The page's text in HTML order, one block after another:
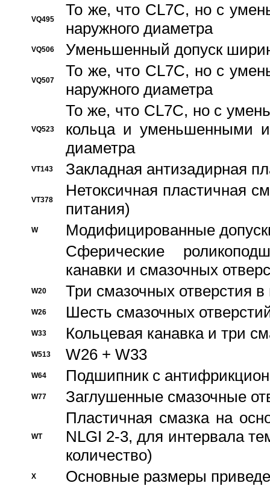
VQ495
То же, что CL7C, но с
наружного диаметра
VQ506 Уменьшенный допуск
VQ507
То же, что CL7C, но с
наружного диаметра
VQ523
То же, что CL7C, но с
кольца и уменьшенными
диаметра
VT143 Закладная антизадирная
VT378
Нетоксичная пластичная
питания)
W
Модифицированные
Сферические
канавки и смазочных
W20 Три смазочных отверстия
W26 Шесть смазочных
W33 Кольцевая канавка и три
W513 W26 + W33
W64 Подшипник с
W77 Заглушенные смазочные
WT
Пластичная смазка на
NLGI 2-3, для интервала
количество)
X Основные размеры